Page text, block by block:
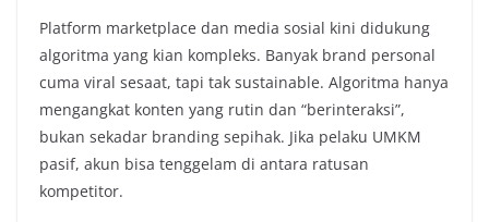
Platform marketplace dan media sosial kini didukung
algoritma yang kian kompleks. Banyak brand personal
cuma viral sesaat, tapi tak sustainable. Algoritma hanya
mengangkat konten yang rutin dan “berinteraksi”,
bukan sekadar branding sepihak. Jika pelaku UMKM
pasif, akun bisa tenggelam di antara ratusan
kompetitor.